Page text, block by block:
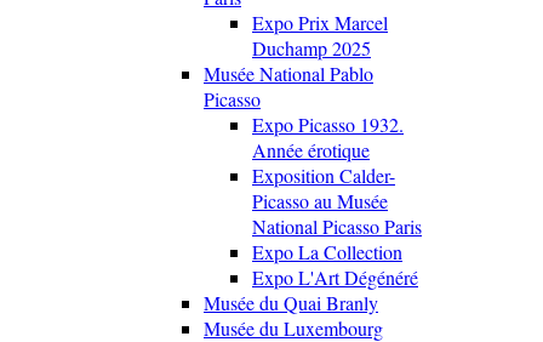
Expo Prix Marcel
Duchamp 2025
Musée National Pablo
Picasso
Expo Picasso 1932.
Année érotique
Exposition Calder-
Picasso au Musée
National Picasso Paris
Expo La Collection
Expo L'Art Dégénéré
Musée du Quai Branly
Musée du Luxembourg